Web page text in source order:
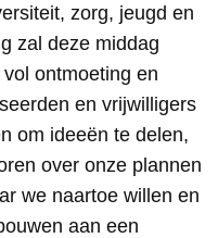
zorg, jeugd en
zal deze middag
ontmoeting en
en vrijwilligers
om ideeën te delen,
over onze plannen
we naartoe willen en
aan een